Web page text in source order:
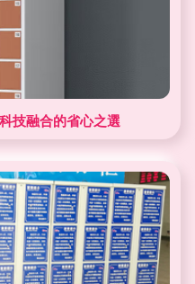
技融合的省心之選